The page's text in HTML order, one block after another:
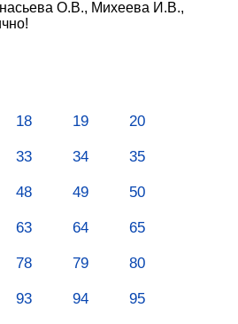
О.В., Михеева И.В.,
18 19 20
33 34 35
48 49 50
63 64 65
78 79 80
93 94 95